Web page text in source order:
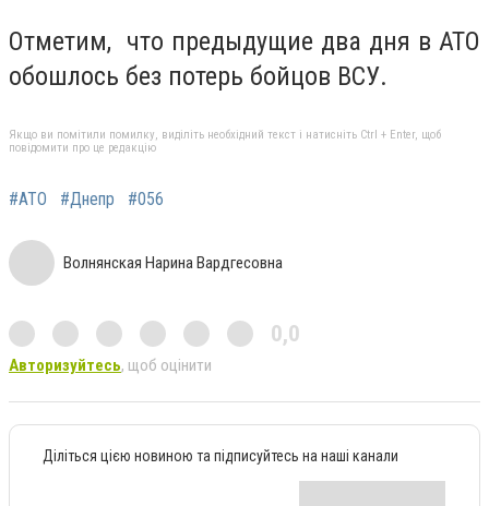
Отметим, что предыдущие два дня в АТО
обошлось без потерь бойцов ВСУ.
Якщо ви помітили помилку, виділіть необхідний текст і натисніть Ctrl + Enter, щоб
повідомити про це редакцію
#АТО #Днепр #056
Волнянская Нарина Вардгесовна
0,0
Авторизуйтесь, щоб оцінити
Діліться цією новиною та підписуйтесь на наші канали